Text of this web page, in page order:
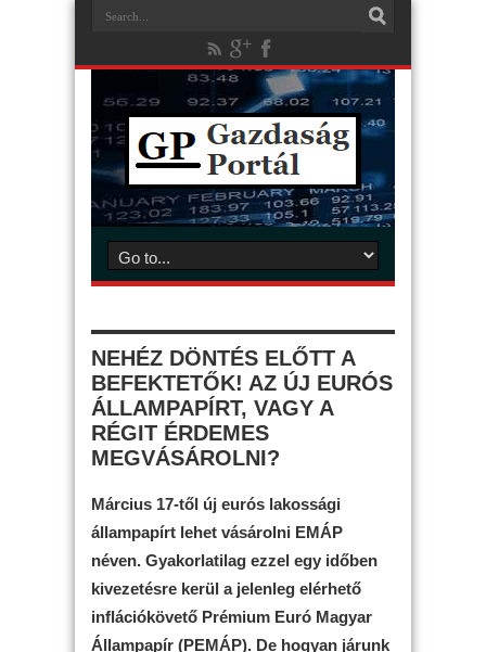
NEHÉZ DÖNTÉS ELŐTT A
BEFEKTETŐK! AZ ÚJ EURÓS
ÁLLAMPAPÍRT, VAGY A
RÉGIT ÉRDEMES
MEGVÁSÁROLNI?
Március 17-től új eurós lakossági
állampapírt lehet vásárolni EMÁP
néven. Gyakorlatilag ezzel egy időben
kivezetésre kerül a jelenleg elérhető
inflációkövető Prémium Euró Magyar
Állampapír (PEMÁP). De hogyan járunk